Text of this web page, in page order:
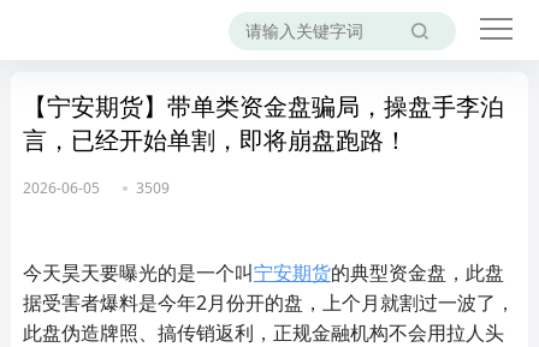
【宁安期货】带单类资金盘骗局，操盘手李泊
言，已经开始单割，即将崩盘跑路！
2026-06-05 3509
今天昊天要曝光的是一个叫宁安期货的典型资金盘，此盘
据受害者爆料是今年2月份开的盘，上个月就割过一波了，
此盘伪造牌照、搞传销返利，正规金融机构不会用拉人头